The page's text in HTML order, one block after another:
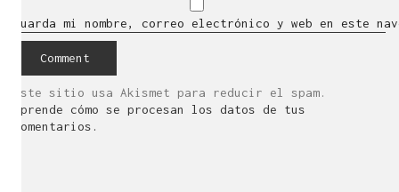
Guarda mi nombre, correo electrónico y web en este
Este sitio usa Akismet para reducir el spam.
Aprende cómo se procesan los datos de tus
comentarios.